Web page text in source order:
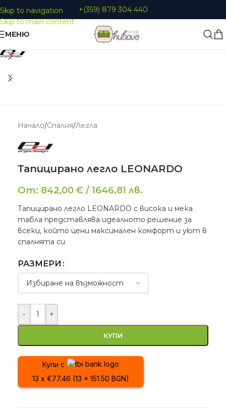
Skip to navigation
Skip to main content
+(359) 879 304 440
МЕНЮ
Начало/Спалня/Легла
Тапицирано легло LEONARDO
От: 842,00 € /1646,81 лв.
Тапицирано легло LEONARDO с висока и мека
табла представлява идеалното решение за
всеки, който цени максимален комфорт и уют в
спалнята си
РАЗМЕРИ
- +
КУПИ
Купи с
13 x €77.46 (13 x 151.50 BGN)